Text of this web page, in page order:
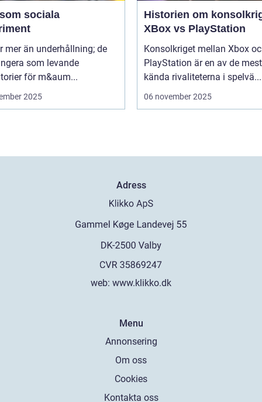
sociala
mer än underhållning; de
som levande
för m&aum...
2025
Historien om
XBox vs PlayStation
Konsolkriget mellan Xbox
PlayStation är en av de mest
kända rivaliteterna i spelvä...
06 november 2025
Adress
web: www.klikko.dk
Menu
Annonsering
Om oss
Cookies
Kontakta oss